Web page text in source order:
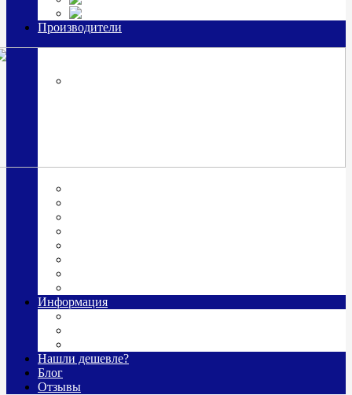
Производители
Информация
Нашли дешевле?
Блог
Отзывы